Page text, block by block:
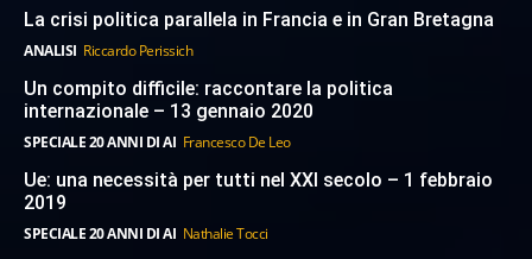
La crisi politica parallela in Francia e in Gran Bretagna
ANALISI Riccardo Perissich
Un compito difficile: raccontare la politica
internazionale – 13 gennaio 2020
SPECIALE 20 ANNI DI AI Francesco De Leo
Ue: una necessità per tutti nel XXI secolo – 1 febbraio
2019
SPECIALE 20 ANNI DI AI Nathalie Tocci